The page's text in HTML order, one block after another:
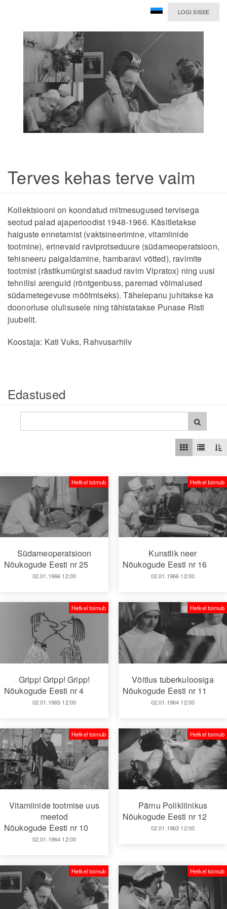
LOGI SISSE
Terves kehas terve vaim
Kollektsiooni on koondatud mitmesugused tervisega
seotud palad ajaperioodist 1948-1966. Käsitletakse
haiguste ennetamist (vaktsineerimine, vitamiinide
tootmine), erinevaid raviprotseduure (südameoperatsioon,
tehisneeru paigaldamine, hambaravi võtted), ravimite
tootmist (rästikumürgist saadud ravim Vipratox) ning uusi
tehnilisi arenguid (röntgenbuss, paremad võimalused
südametegevuse mõõtmiseks). Tähelepanu juhitakse ka
doonorluse olulisusele ning tähistatakse Punase Risti
juubelit.
Koostaja: Kati Vuks, Rahvusarhiiv
Edastused
Südameoperatsioon
Nõukogude Eesti nr 25
02.01.1966 12:00
Hetkel toimub
Kunstlik neer
Nõukogude Eesti nr 16
02.01.1966 12:00
Hetkel toimub
Gripp! Gripp! Gripp!
Nõukogude Eesti nr 4
02.01.1965 12:00
Hetkel toimub
Võitlus tuberkuloosiga
Nõukogude Eesti nr 11
02.01.1964 12:00
Hetkel toimub
Vitamiinide tootmise uus
meetod
Nõukogude Eesti nr 10
02.01.1964 12:00
Hetkel toimub
Pärnu Polikliinikus
Nõukogude Eesti nr 12
02.01.1963 12:00
Hetkel toimub
Hetkel toimub Hetkel toimub